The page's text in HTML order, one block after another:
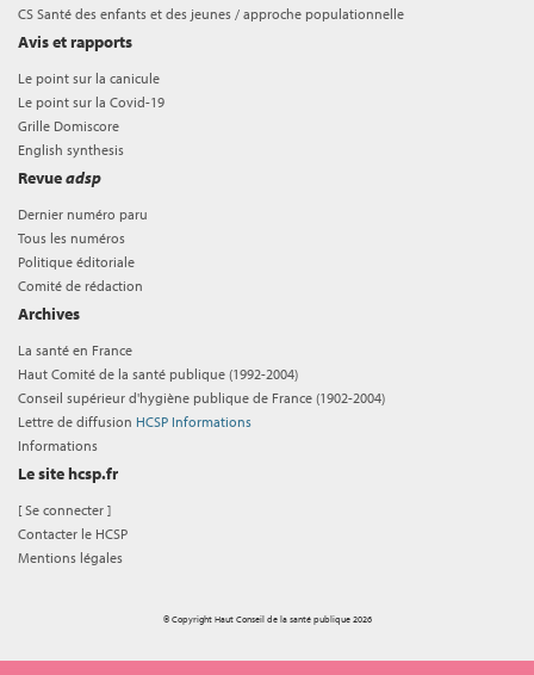
CS Santé des enfants et des jeunes / approche populationnelle
Avis et rapports
Le point sur la canicule
Le point sur la Covid-19
Grille Domiscore
English synthesis
Revueadsp
Dernier numéro paru
Tous les numéros
Politique éditoriale
Comité de rédaction
Archives
La santé en France
Haut Comité de la santé publique (1992-2004)
Conseil supérieur d'hygiène publique de France (1902-2004)
Lettre de diffusion HCSP Informations
Informations
Le site hcsp.fr
[Se connecter ]
Contacter le HCSP
Mentions légales
© Copyright Haut Conseil de la santé publique 2026